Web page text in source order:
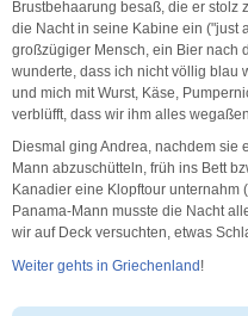
Brustbehaarung besaß, die er stolz
die Nacht in seine Kabine ein ("just
großzügiger Mensch, ein Bier nach
wunderte, dass ich nicht völlig blau
und mich mit Wurst, Käse,
verblüfft, dass wir ihm alles
Diesmal ging Andrea, nachdem sie
Mann abzuschütteln, früh ins Bett
Kanadier eine Klopftour
Panama-Mann musste die Nacht
wir auf Deck versuchten, etwas
Weiter gehts in Griechenland !